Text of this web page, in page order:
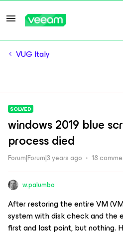
VUG Italy
SOLVED
windows 2019 blue
process died
Forum|Forum|3 years ago 18
w.palumbo
After restoring the entire VM
system with disk check and the
first and last point, but nothing.